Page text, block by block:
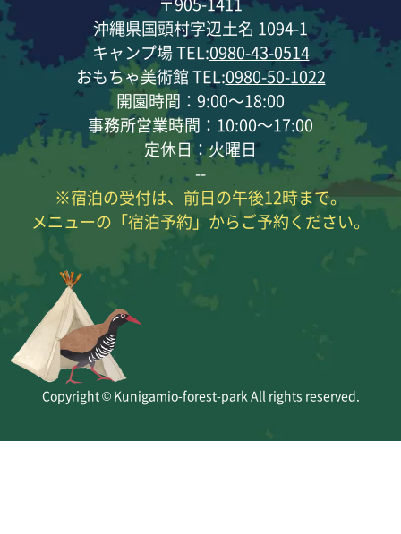
沖縄県国頭村字辺土名 1094-1
キャンプ場 TEL:0980-43-0514
おもちゃ美術館 TEL:0980-50-1022
開園時間：9:00～18:00
事務所営業時間：10:00～17:00
定休日：火曜日
--
※宿泊の受付は、前日の午後12時まで。
メニューの「宿泊予約」からご予約ください。
Copyright © Kunigamio-forest-park All rights reserved.